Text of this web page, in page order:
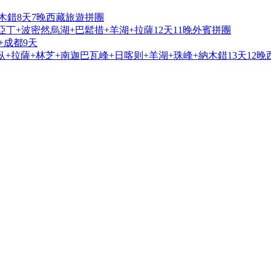
錯8天7晚西藏旅遊拼團
+波密然烏湖+巴鬆措+羊湖+拉薩12天11晚外賓拼團
都9天
拉薩+林芝+南迦巴瓦峰+日喀则+羊湖+珠峰+納木錯13天12晚